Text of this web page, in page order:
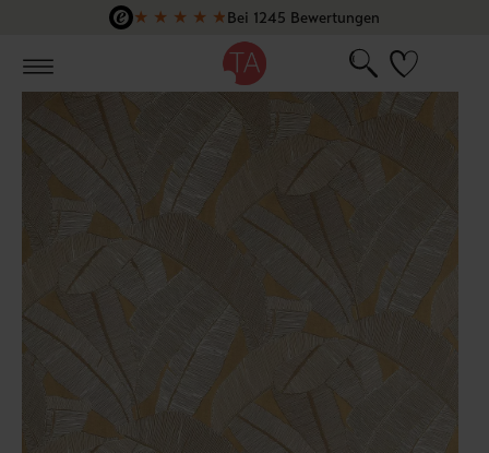
Zum Hauptinhalt springen
★ ★ ★ ★ ★Bei 1245 Bewertungen